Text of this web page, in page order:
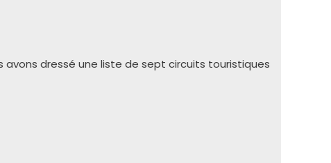
dressé une liste de sept circuits touristiques